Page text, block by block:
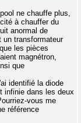
ne chauffe plus,
à chauffer du
anormal de
un transformateur
les pièces
magnétron,
que
identifié la diode
infinie dans les deux
vous me
référence